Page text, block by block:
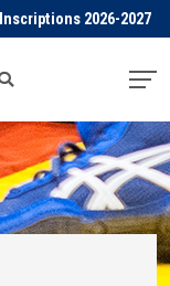
Inscriptions 2026-2027